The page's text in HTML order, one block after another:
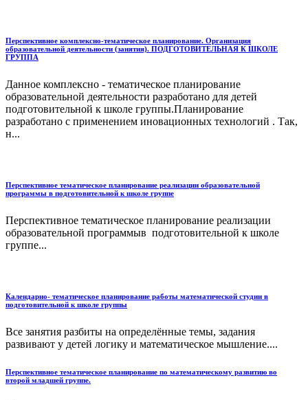
Перспективное комплексно-тематическое планирование. Организация
образовательной деятельности (занятия). ПОДГОТОВИТЕЛЬНАЯ К ШКОЛЕ
ГРУППА
Данное комплексно - тематическое планирование
образовательной деятельности разработано для детей
подготовительной к школе группы.Планирование
разработано с применением иновационных технологий . Так,
н...
Перспективное тематическое планирование реализации образовательной
программы в подготовительной к школе группе
Перспективное тематическое планирование реализации
образовательной программыв подготовительной к школе
группе...
Календарно- тематическое планирование работы математической студии в
подготовительной к школе группы
Все занятия разбиты на определённые темы, задания
развивают у детей логику и математическое мышление....
Перспективное тематическое планирование по математическому развитию во
второй младшей группе.